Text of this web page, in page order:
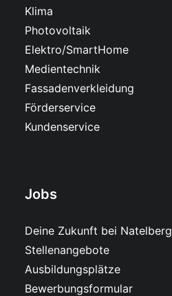
Klima
Photovoltaik
Elektro/SmartHome
Medientechnik
Fassadenverkleidung
Förderservice
Kundenservice
Jobs
Deine Zukunft bei Natelberg
Stellenangebote
Ausbildungsplätze
Bewerbungsformular